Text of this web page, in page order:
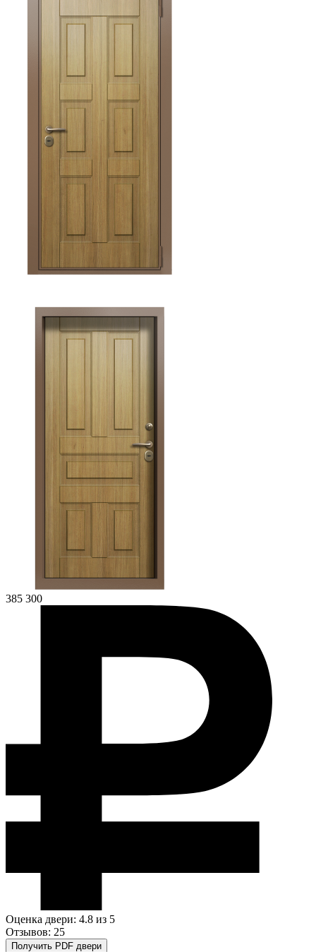
385 300
Оценка двери: 4.8 из 5
Отзывов: 25
Получить PDF двери